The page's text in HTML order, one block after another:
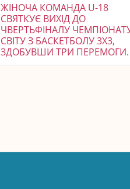
ЖІНОЧА КОМАНДА U-18
СВЯТКУЄ ВИХІД ДО
ЧВЕРТЬФІНАЛУ
СВІТУ З БАСКЕТБОЛУ 3X3,
ЗДОБУВШИ ТРИ ПЕРЕМОГИ.